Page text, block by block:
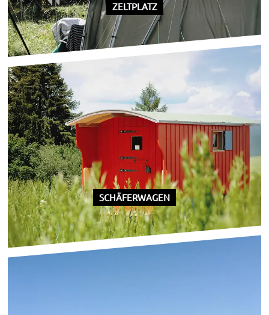
ZELTPLATZ
SCHÄFERWAGEN